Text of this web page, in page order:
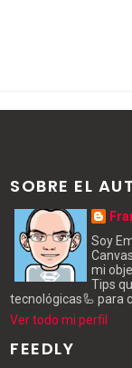
SOBRE EL
Soy
mi
Tips
tecnológicas🦾 para
Ver todo mi perfil
FEEDLY